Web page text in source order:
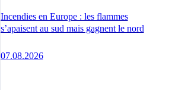
Incendies en Europe : les flammes
s’apaisent au sud mais gagnent le nord
07.08.2026